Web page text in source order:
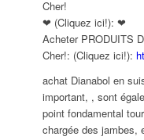
Cher!
❤ (Cliquez ici!): ❤
Acheter PRODUITS
Cher!: (Cliquez ici!):
achat Dianabol en
important, , sont
point fondamental
chargée des jambes,